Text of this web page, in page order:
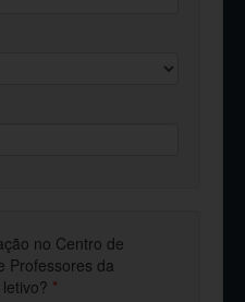
no Centro de
Professores da
*